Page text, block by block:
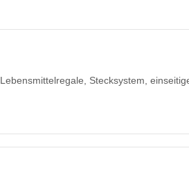
Lebensmittelregale, Stecksystem,